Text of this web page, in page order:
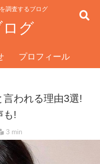
調査するブログ
グ
プロフィール
言われる理由3選!
も!
3 min